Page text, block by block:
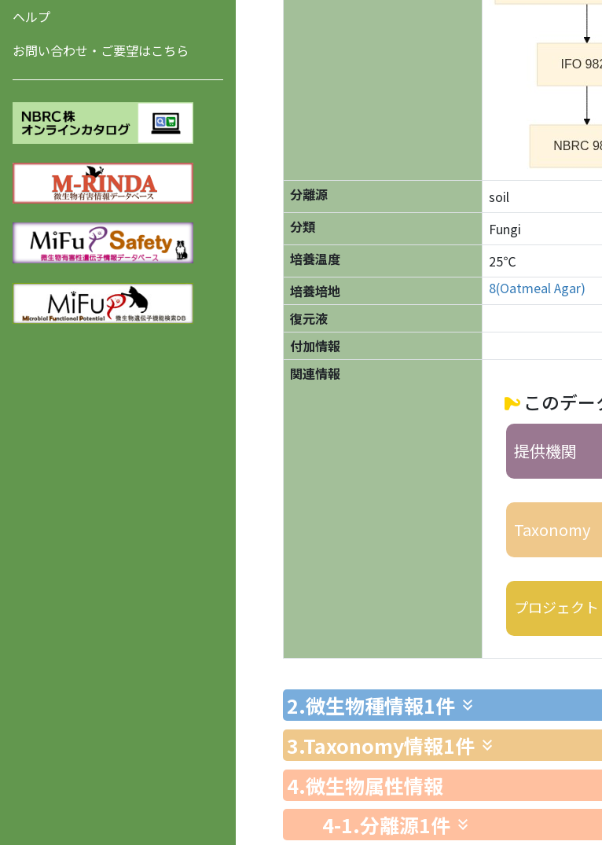
ヘルプ
お問い合わせ・ご要望はこちら
分離源
soil
分類
Fungi
培養温度
25℃
培養培地
8(Oatmeal Agar)
復元液
付加情報
関連情報
このデ
提供機関
Taxonomy
プロジェクト
2.微生物種情報1件
3.Taxonomy情報1件
4.微生物属性情報
4-1.分離源1件